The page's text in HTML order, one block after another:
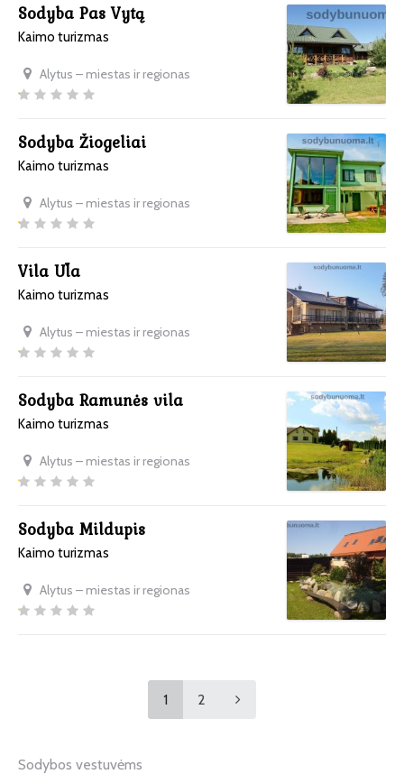
Sodyba Pas Vytą
Kaimo turizmas
Alytus – miestas ir regionas
Sodyba Žiogeliai
Kaimo turizmas
Alytus – miestas ir regionas
Vila Ūla
Kaimo turizmas
Alytus – miestas ir regionas
Sodyba Ramunės vila
Kaimo turizmas
Alytus – miestas ir regionas
Sodyba Mildupis
Kaimo turizmas
Alytus – miestas ir regionas
1 2
Sodybos vestuvėms